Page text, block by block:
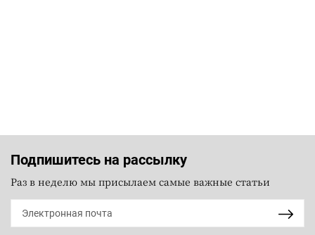
Подпишитесь на рассылку
Раз в неделю мы присылаем самые важные статьи